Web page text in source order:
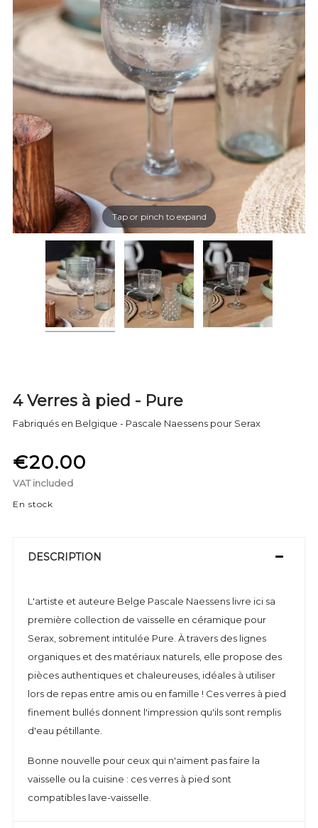
Tap or pinch to expand
4 Verres à pied - Pure
Fabriqués en Belgique - Pascale Naessens pour Serax
€20.00
VAT included
En stock
DESCRIPTION
L'artiste et auteure Belge Pascale Naessens livre ici sa
première collection de vaisselle en céramique pour
Serax, sobrement intitulée Pure. À travers des lignes
organiques et des matériaux naturels, elle propose des
pièces authentiques et chaleureuses, idéales à utiliser
lors de repas entre amis ou en famille ! Ces verres à pied
finement bullés donnent l'impression qu'ils sont remplis
d'eau pétillante.
Bonne nouvelle pour ceux qui n'aiment pas faire la
vaisselle ou la cuisine : ces verres à pied sont
compatibles lave-vaisselle.